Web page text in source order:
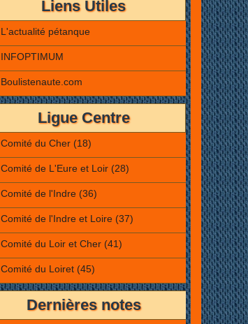
Liens Utiles
L'actualité pétanque
INFOPTIMUM
Boulistenaute.com
Ligue Centre
Comité du Cher (18)
Comité de L'Eure et Loir (28)
Comité de l'Indre (36)
Comité de l'Indre et Loire (37)
Comité du Loir et Cher (41)
Comité du Loiret (45)
Dernières notes